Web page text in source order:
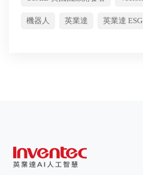
機器人 英業達 英業達 ESG